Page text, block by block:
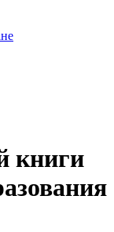
книги